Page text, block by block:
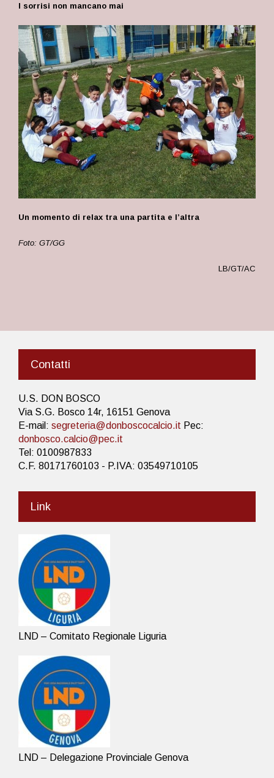
I sorrisi non mancano mai
Un momento di relax tra una partita e l’altra
Foto: GT/GG
LB/GT/AC
Contatti
U.S. DON BOSCO
Via S.G. Bosco 14r, 16151 Genova
E-mail: segreteria@donboscocalcio.it Pec:
donbosco.calcio@pec.it
Tel: 0100987833
C.F. 80171760103 - P.IVA: 03549710105
Link
LND – Comitato Regionale Liguria
LND – Delegazione Provinciale Genova